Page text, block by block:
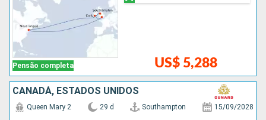
Pensão completa US$ 5,288
CANADÁ, ESTADOS UNIDOS
Queen Mary 2 29 d Southampton 15/09/2028